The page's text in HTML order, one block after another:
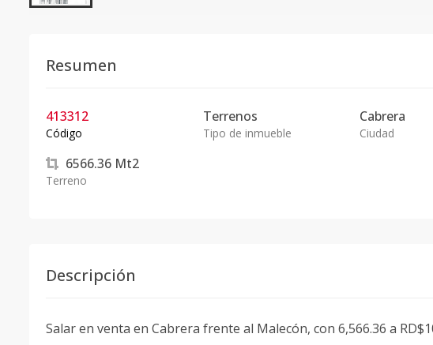
Resumen
413312
Código
Terrenos
Tipo de inmueble
Cabrera
Ciudad
6566.36 Mt2
Terreno
Descripción
Salar en venta en Cabrera frente al Malecón, con 6,566.36 a